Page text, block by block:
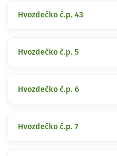
Hvozdečko č.p. 43
Hvozdečko č.p. 5
Hvozdečko č.p. 6
Hvozdečko č.p. 7